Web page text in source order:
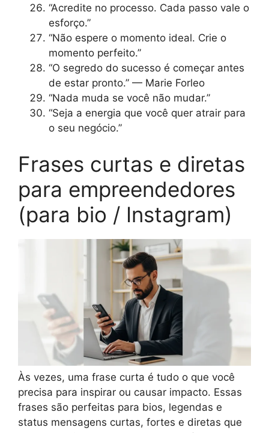
“Acredite no processo. Cada passo vale o
esforço.”
“Não espere o momento ideal. Crie o
momento perfeito.”
“O segredo do sucesso é começar antes
de estar pronto.” — Marie Forleo
“Nada muda se você não mudar.”
“Seja a energia que você quer atrair para
o seu negócio.”
Frases curtas e diretas
para empreendedores
(para bio / Instagram)
Às vezes, uma frase curta é tudo o que você
precisa para inspirar ou causar impacto. Essas
frases são perfeitas para bios, legendas e
status mensagens curtas, fortes e diretas que